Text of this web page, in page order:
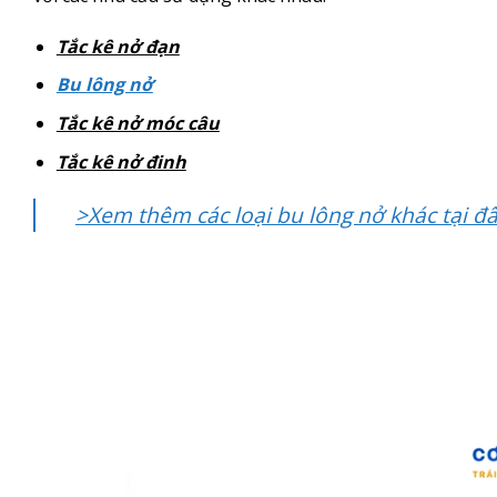
Tắc kê nở đạn
Bu lông nở
Tắc kê nở móc câu
Tắc kê nở đinh
>Xem thêm các loại bu lông nở khác tại